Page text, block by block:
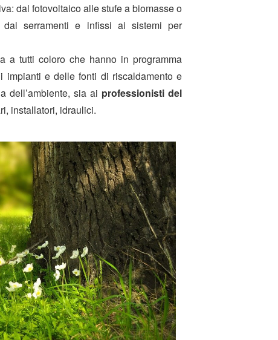
dal fotovoltaico alle stufe a biomasse o
serramenti e infissi ai sistemi per
a tutti coloro che hanno in programma
impianti e delle fonti di riscaldamento e
dell’ambiente, sia ai professionisti del
installatori, idraulici.